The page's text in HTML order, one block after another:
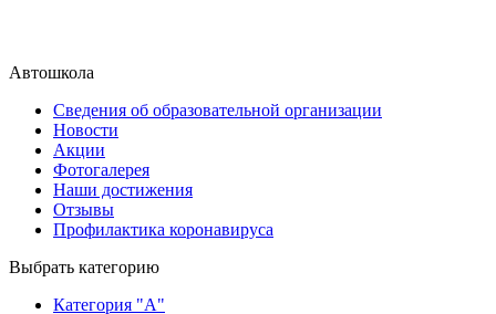
Автошкола
Сведения об образовательной организации
Новости
Акции
Фотогалерея
Наши достижения
Отзывы
Профилактика коронавируса
Выбрать категорию
Категория "A"